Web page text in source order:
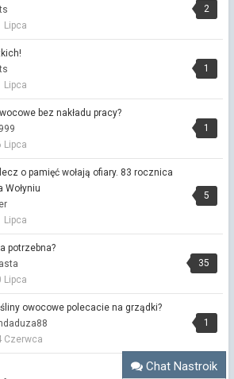
potrzebna?
potrzebna?
nie może się do tego ustosunkować.
zgody. Zgoda dotyczyła wypowiedzi, a to też
Napisano20 godzin temu
przechwałki to fakty. Lubisz zawijańce?
zaczęto.
20 godzin temu
mogli poszukać terenu bez drzew. Drzewa
·Napisano
szklaneczki🙂
2
Lipca
1
Lipca
1
bez nakładu pracy?
Lipca
5
o pamięć wołają ofiary. 83 rocznica
Wołyniu
Lipca
35
potrzebna?
Lipca
1
owocowe polecacie na grządki?
Czerwca
Chat Nastroik